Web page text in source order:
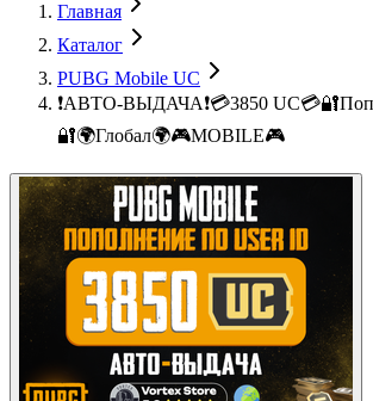
Главная
Каталог
PUBG Mobile UC
❗АВТО-ВЫДАЧА❗💳3850
🔐🌍Глобал🌍🎮MOBILE🎮